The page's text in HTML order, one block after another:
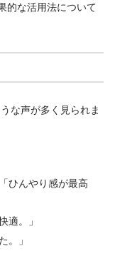
的な活用法について
な声が多く見られま
ひんやり感が最高
適。」
。」